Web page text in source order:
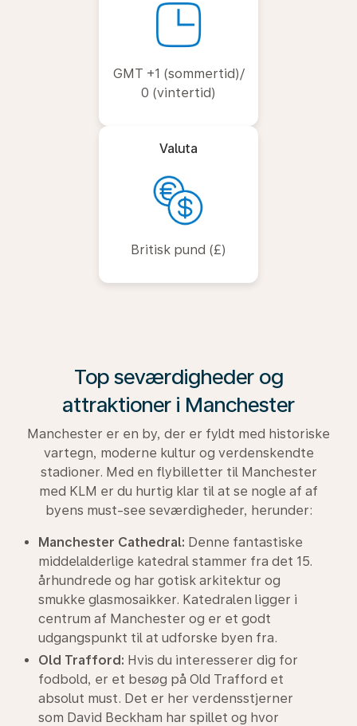
GMT +1 (sommertid)/
0 (vintertid)
Valuta
Britisk pund (£)
Top seværdigheder og
attraktioner i Manchester
Manchester er en by, der er fyldt med historiske
vartegn, moderne kultur og verdenskendte
stadioner. Med en flybilletter til Manchester
med KLM er du hurtig klar til at se nogle af af
byens must-see seværdigheder, herunder:
Manchester Cathedral: Denne fantastiske
middelalderlige katedral stammer fra det 15.
århundrede og har gotisk arkitektur og
smukke glasmosaikker. Katedralen ligger i
centrum af Manchester og er et godt
udgangspunkt til at udforske byen fra.
Old Trafford: Hvis du interesserer dig for
fodbold, er et besøg på Old Trafford et
absolut must. Det er her verdensstjerner
som David Beckham har spillet og hvor